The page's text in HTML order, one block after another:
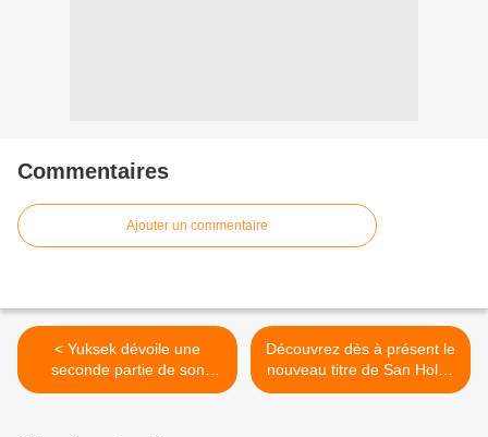
Commentaires
Ajouter un commentaire
< Yuksek dévoile une
seconde partie de son
album « Nous Horizon » !
Découvrez dès à présent le
nouveau titre de San Holo !
>